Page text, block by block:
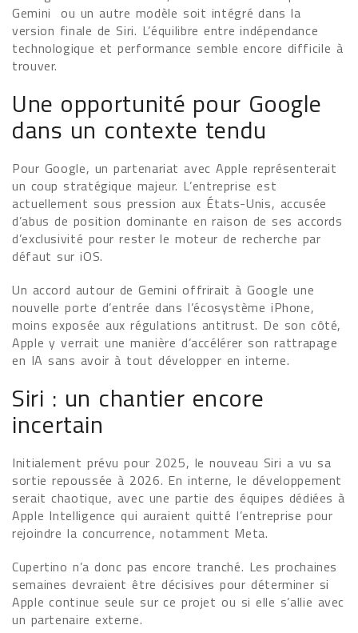
Gemini ou un autre modèle soit intégré dans la
version finale de Siri. L’équilibre entre indépendance
technologique et performance semble encore difficile à
trouver.
Une opportunité pour Google
dans un contexte tendu
Pour Google, un partenariat avec Apple représenterait
un coup stratégique majeur. L’entreprise est
actuellement sous pression aux États-Unis, accusée
d’abus de position dominante en raison de ses accords
d’exclusivité pour rester le moteur de recherche par
défaut sur iOS.
Un accord autour de Gemini offrirait à Google une
nouvelle porte d’entrée dans l’écosystème iPhone,
moins exposée aux régulations antitrust. De son côté,
Apple y verrait une manière d’accélérer son rattrapage
en IA sans avoir à tout développer en interne.
Siri : un chantier encore
incertain
Initialement prévu pour 2025, le nouveau Siri a vu sa
sortie repoussée à 2026. En interne, le développement
serait chaotique, avec une partie des équipes dédiées à
Apple Intelligence qui auraient quitté l’entreprise pour
rejoindre la concurrence, notamment Meta.
Cupertino n’a donc pas encore tranché. Les prochaines
semaines devraient être décisives pour déterminer si
Apple continue seule sur ce projet ou si elle s’allie avec
un partenaire externe.